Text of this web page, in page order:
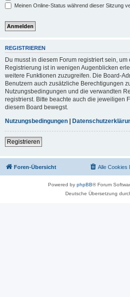
Meinen Online-Status während dieser Sitzung
REGISTRIEREN
Du musst in diesem Forum registriert sein,
Registrierung ist in wenigen Augenblicken
weitere Funktionen zuzugreifen. Die Board-
Benutzern auch zusätzliche Berechtigungen
Nutzungsbedingungen und die verwandten
registrierst. Bitte beachte auch die jeweiligen
diesem Board bewegst.
Nutzungsbedingungen |
Registrieren
Foren-Übersicht Alle Cookies
Powered by phpBB® Forum
Deutsche Übersetzung